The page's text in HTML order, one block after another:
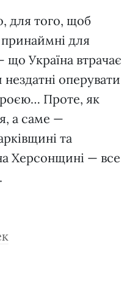
для того, щоб
для
що Україна втрачає
оперувати
Проте, як
а саме —
та
Херсонщині — все